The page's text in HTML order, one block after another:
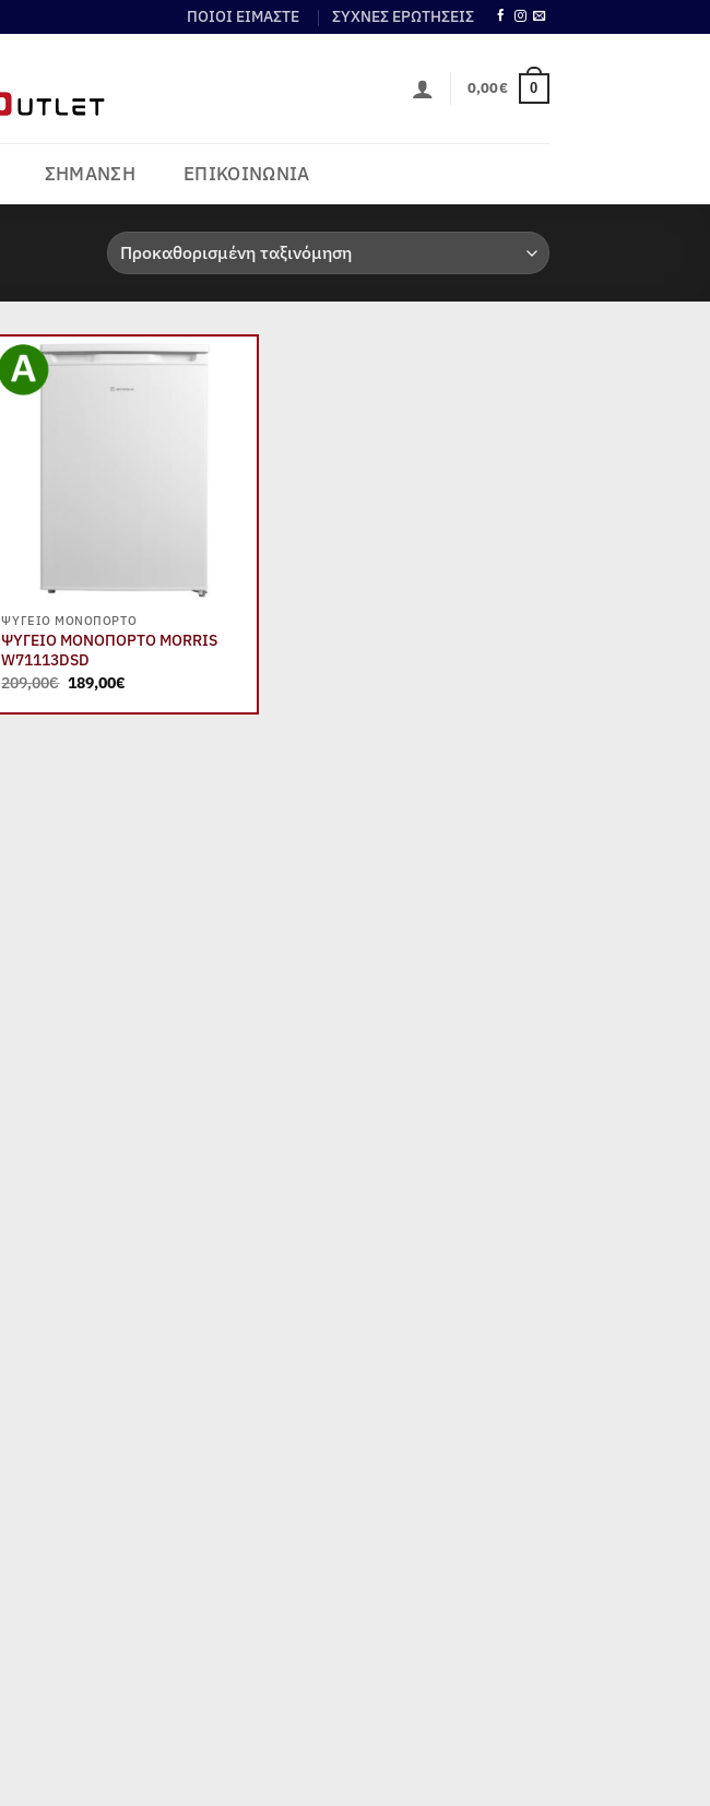
ΠΟΙΟΙ ΕΙΜΑΣΤΕ ΣΥΧΝΕΣ ΕΡΩΤΗΣΕΙΣ
0,00€ 0
ΣΗΜΑΝΣΗ ΕΠΙΚΟΙΝΩΝΙΑ
ΨΥΓΕΊΟ ΜΟΝΌΠΟΡΤΟ
ΨΥΓΕΙΟ ΜΟΝΟΠΟΡΤΟ MORRIS
W71113DSD
209,00€ Original
price
was:
189,00€Η
τιμή